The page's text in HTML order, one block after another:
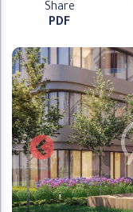
Share
PDF